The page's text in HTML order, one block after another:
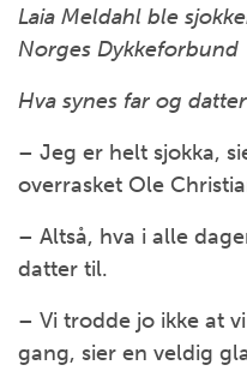
Laia Meldahl ble
Norges Dykkeforbund
Hva synes far og
– Jeg er helt sjokka,
overrasket Ole
– Altså, hva i alle
datter til.
– Vi trodde jo ikke at
gang, sier en veldig